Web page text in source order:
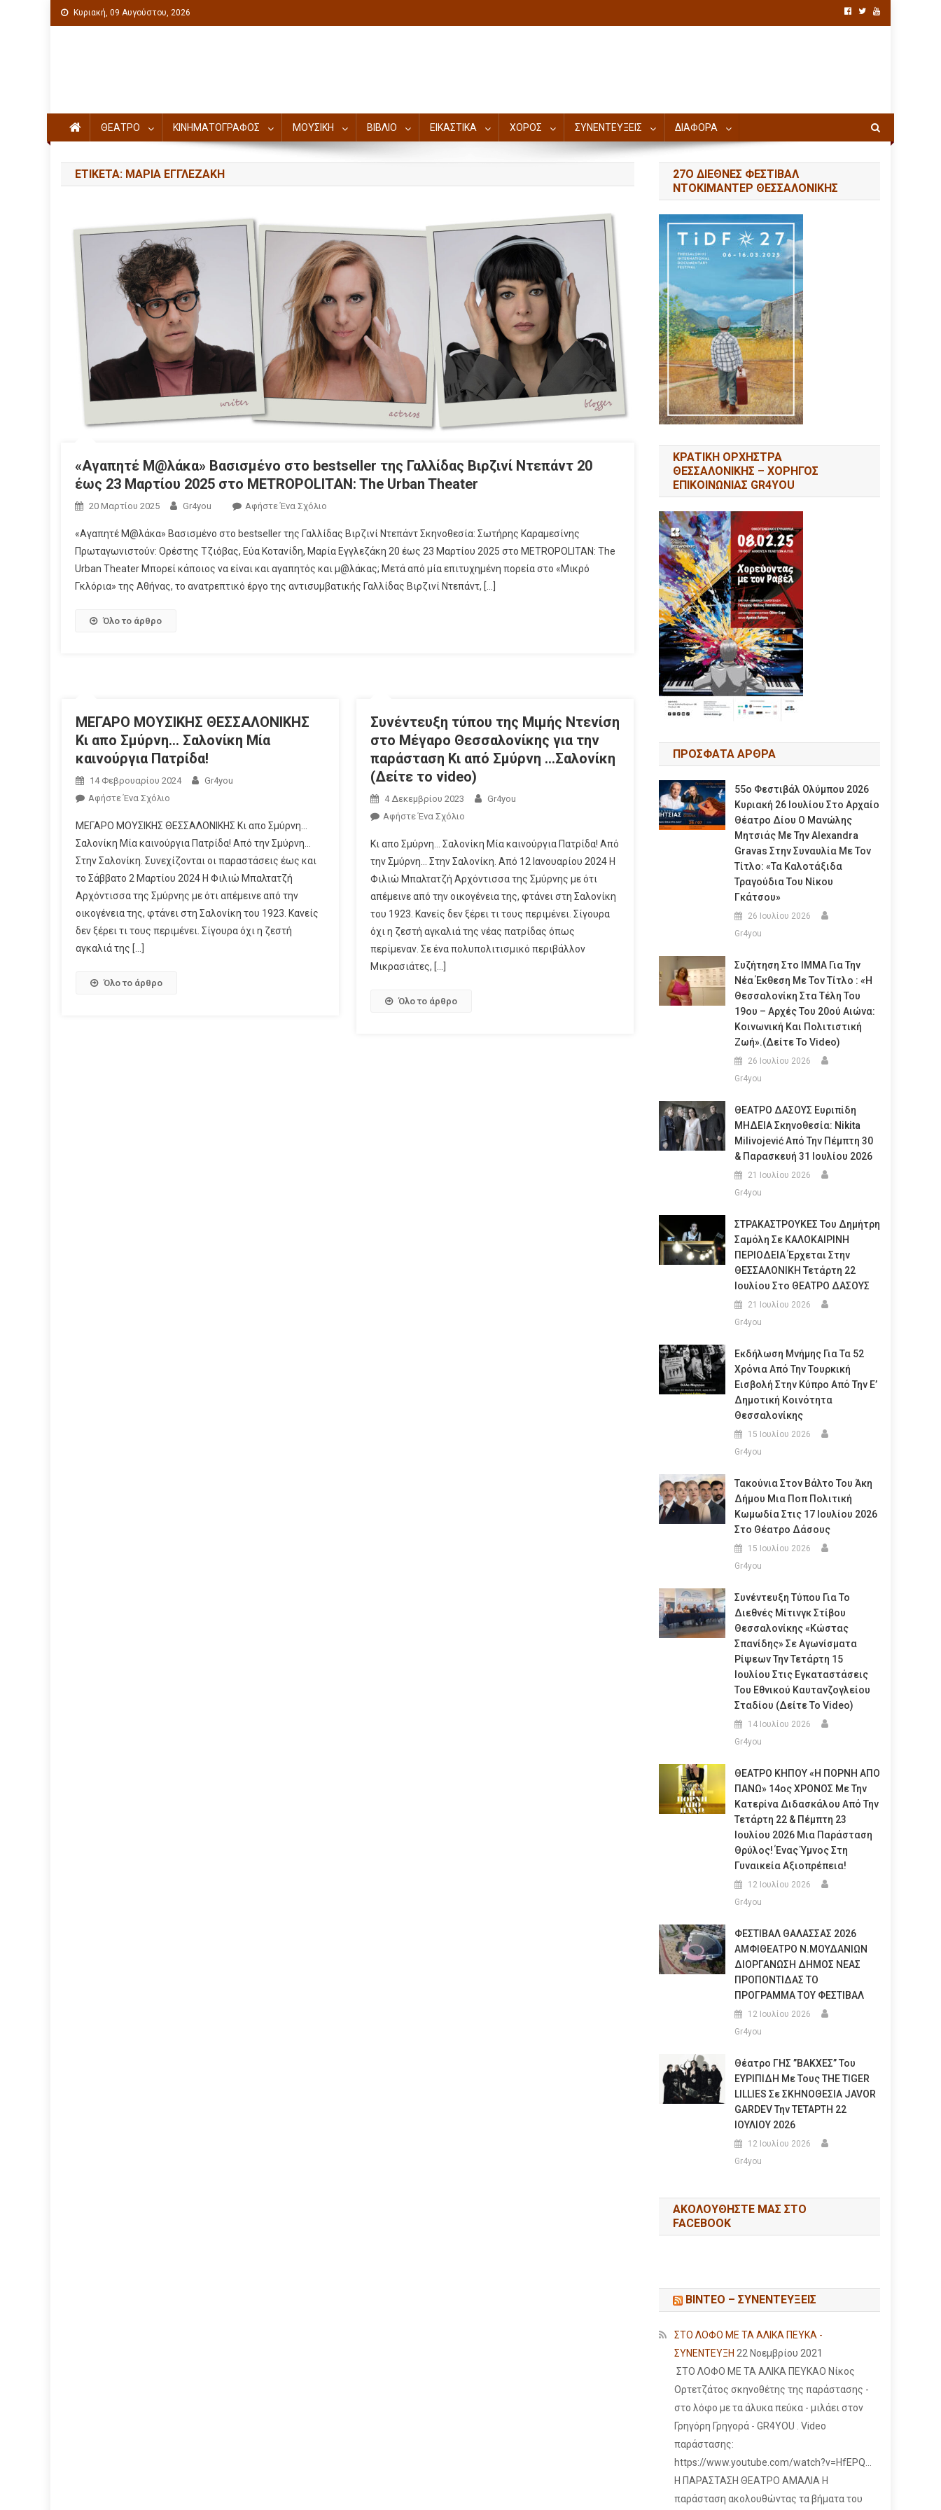
Κυριακή, 09 Αυγούστου, 2026
ΘΕΑΤΡΟ ΚΙΝΗΜΑΤΟΓΡΑΦΟΣ ΜΟΥΣΙΚΗ ΒΙΒΛΙΟ ΕΙΚΑΣΤΙΚΑ ΧΟΡΟΣ ΣΥΝΕΝΤΕΥΞΕΙΣ ΔΙΑΦΟΡΑ
ΕΤΙΚΈΤΑ: ΜΑΡΊΑ ΕΓΓΛΕΖΆΚΗ
«Αγαπητέ Μ@λάκα» Βασισμένο στο bestseller της Γαλλίδας Βιρζινί Ντεπάντ 20
έως 23 Μαρτίου 2025 στο METROPOLITAN: The Urban Theater
20 Μαρτίου 2025 Gr4you Αφήστε Ένα Σχόλιο
«Αγαπητέ Μ@λάκα» Βασισμένο στο bestseller της Γαλλίδας Βιρζινί Ντεπάντ Σκηνοθεσία: Σωτήρης Καραμεσίνης
Πρωταγωνιστούν: Ορέστης Τζιόβας, Εύα Κοτανίδη, Μαρία Εγγλεζάκη 20 έως 23 Μαρτίου 2025 στο METROPOLITAN: The
Urban Theater Μπορεί κάποιος να είναι και αγαπητός και μ@λάκας; Μετά από μία επιτυχημένη πορεία στο «Μικρό
Γκλόρια» της Αθήνας, το ανατρεπτικό έργο της αντισυμβατικής Γαλλίδας Βιρζινί Ντεπάντ, […]
Όλο το άρθρο
ΜΕΓΑΡΟ ΜΟΥΣΙΚΗΣ ΘΕΣΣΑΛΟΝΙΚΗΣ
Κι απο Σμύρνη… Σαλονίκη Μία
καινούργια Πατρίδα!
14 Φεβρουαρίου 2024
Gr4you
Αφήστε Ένα Σχόλιο
ΜΕΓΑΡΟ ΜΟΥΣΙΚΗΣ ΘΕΣΣΑΛΟΝΙΚΗΣ Κι απο Σμύρνη…
Σαλονίκη Μία καινούργια Πατρίδα! Από την Σμύρνη…
Στην Σαλονίκη. Συνεχίζονται οι παραστάσεις έως και
το Σάββατο 2 Μαρτίου 2024 Η Φιλιώ Μπαλτατζή
Αρχόντισσα της Σμύρνης με ότι απέμεινε από την
οικογένεια της, φτάνει στη Σαλονίκη του 1923. Κανείς
δεν ξέρει τι τους περιμένει. Σίγουρα όχι η ζεστή
αγκαλιά της […]
Όλο το άρθρο
Συνέντευξη τύπου της Μιμής Ντενίση
στο Μέγαρο Θεσσαλονίκης για την
παράσταση Κι από Σμύρνη …Σαλονίκη
(Δείτε το video)
4 Δεκεμβρίου 2023
Gr4you
Αφήστε Ένα Σχόλιο
Κι απο Σμύρνη… Σαλονίκη Μία καινούργια Πατρίδα! Από
την Σμύρνη… Στην Σαλονίκη. Από 12 Ιανουαρίου 2024 Η
Φιλιώ Μπαλτατζή Αρχόντισσα της Σμύρνης με ότι
απέμεινε από την οικογένεια της, φτάνει στη Σαλονίκη
του 1923. Κανείς δεν ξέρει τι τους περιμένει. Σίγουρα
όχι η ζεστή αγκαλιά της νέας πατρίδας όπως
περίμεναν. Σε ένα πολυπολιτισμικό περιβάλλον
Μικρασιάτες, […]
Όλο το άρθρο
27Ο ΔΙΕΘΝΕΣ ΦΕΣΤΙΒΑΛ
ΝΤΟΚΙΜΑΝΤΕΡ ΘΕΣΣΑΛΟΝΙΚΗΣ
ΚΡΑΤΙΚΗ ΟΡΧΗΣΤΡΑ
ΘΕΣΣΑΛΟΝΙΚΗΣ – ΧΟΡΗΓΟΣ
ΕΠΙΚΟΙΝΩΝΙΑΣ GR4YOU
ΠΡΟΣΦΑΤΑ ΑΡΘΡΑ
55ο Φεστιβάλ Ολύμπου 2026
Κυριακή 26 Ιουλίου Στο Αρχαίο
Θέατρο Δίου Ο Μανώλης
Μητσιάς Με Την Alexandra
Gravas Στην Συναυλία Με Τον
Τίτλο: «τα Καλοτάξιδα
Τραγούδια Του Νίκου
Γκάτσου»
26 Ιουλίου 2026
Gr4you
Συζήτηση Στο ΙΜΜΑ Για Την
Νέα Έκθεση Με Τον Τίτλο : «Η
Θεσσαλονίκη Στα Τέλη Του
19ου – Αρχές Του 20ού Αιώνα:
Κοινωνική Και Πολιτιστική
Ζωή».(Δείτε Το Video)
26 Ιουλίου 2026
Gr4you
ΘΕΑΤΡΟ ΔΑΣΟΥΣ Ευριπίδη
ΜΗΔΕΙΑ Σκηνοθεσία: Nikita
Milivojević Από Την Πέμπτη 30
& Παρασκευή 31 Ιουλίου 2026
21 Ιουλίου 2026
Gr4you
ΣΤΡΑΚΑΣΤΡΟΥΚΕΣ Του Δημήτρη
Σαμόλη Σε ΚΑΛΟΚΑΙΡΙΝΗ
ΠΕΡΙΟΔΕΙΑ Έρχεται Στην
ΘΕΣΣΑΛΟΝΙΚΗ Τετάρτη 22
Ιουλίου Στο ΘΕΑΤΡΟ ΔΑΣΟΥΣ
21 Ιουλίου 2026
Gr4you
Εκδήλωση Μνήμης Για Τα 52
Χρόνια Από Την Τουρκική
Εισβολή Στην Κύπρο Από Την Ε’
Δημοτική Κοινότητα
Θεσσαλονίκης
15 Ιουλίου 2026
Gr4you
Τακούνια Στον Βάλτο Του Άκη
Δήμου Μια Ποπ Πολιτική
Κωμωδία Στις 17 Ιουλίου 2026
Στο Θέατρο Δάσους
15 Ιουλίου 2026
Gr4you
Συνέντευξη Τύπου Για Το
Διεθνές Μίτινγκ Στίβου
Θεσσαλονίκης «Κώστας
Σπανίδης» Σε Αγωνίσματα
Ρίψεων Την Τετάρτη 15
Ιουλίου Στις Εγκαταστάσεις
Του Εθνικού Καυτανζογλείου
Σταδίου (Δείτε Το Video)
14 Ιουλίου 2026
Gr4you
ΘΕΑΤΡΟ ΚΗΠΟΥ «Η ΠΟΡΝΗ ΑΠΟ
ΠΑΝΩ» 14ος ΧΡΟΝΟΣ Με Την
Κατερίνα Διδασκάλου Από Την
Τετάρτη 22 & Πέμπτη 23
Ιουλίου 2026 Μια Παράσταση
Θρύλος! Ένας Ύμνος Στη
Γυναικεία Αξιοπρέπεια!
12 Ιουλίου 2026
Gr4you
ΦΕΣΤΙΒΑΛ ΘΑΛΑΣΣΑΣ 2026
ΑΜΦΙΘΕΑΤΡΟ Ν.ΜΟΥΔΑΝΙΩΝ
ΔΙΟΡΓΑΝΩΣΗ ΔΗΜΟΣ ΝΕΑΣ
ΠΡΟΠΟΝΤΙΔΑΣ ΤΟ
ΠΡΟΓΡΑΜΜΑ ΤΟΥ ΦΕΣΤΙΒΑΛ
12 Ιουλίου 2026
Gr4you
Θέατρο ΓΗΣ ”ΒΑΚΧΕΣ” Του
ΕΥΡΙΠΙΔΗ Με Τους THE TIGER
LILLIES Σε ΣΚΗΝΟΘΕΣΙΑ JAVOR
GARDEV Την ΤΕΤΑΡΤΗ 22
ΙΟΥΛΙΟΥ 2026
12 Ιουλίου 2026
Gr4you
ΑΚΟΛΟΥΘΉΣΤΕ ΜΑΣ ΣΤΟ
FACEBOOK
ΒΙΝΤΕΟ – ΣΥΝΕΝΤΕΥΞΕΙΣ
ΣΤΟ ΛΟΦΟ ΜΕ ΤΑ ΑΛΙΚΑ ΠΕΥΚΑ -
ΣΥΝΕΝΤΕΥΞΗ 22 Νοεμβρίου 2021
ΣΤΟ ΛΟΦΟ ΜΕ ΤΑ ΑΛΙΚΑ ΠΕΥΚΑΟ Νίκος
Ορτετζάτος σκηνοθέτης της παράστασης -
στο λόφο με τα άλυκα πεύκα - μιλάει στον
Γρηγόρη Γρηγορά - GR4YOU . Video
παράστασης:
https://www.youtube.com/watch?v=HfEPQ...
Η ΠΑΡΑΣΤΑΣΗ ΘΕΑΤΡΟ ΑΜΑΛΙΑ Η
παράσταση ακολουθώντας τα βήματα του